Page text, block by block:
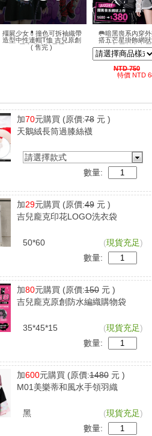
殭屍少女💊撞色可拆袖織帶
造型中性連帽T恤 吉兒原創
原宿龐克地雷系
( 售完 )
🥅暗黑喪系內穿
搭五芒星掛飾網
吉兒原創龐克
KERA
NTD 750
特價 NTD
加70元購買 (原價:78元 )
天鵝絨長筒過膝絲襪
請選擇款式
數量:
加29元購買 (原價:49元 )
吉兒龐克印花LOGO洗衣袋
50*60 (現貨充足)
數量:
加80元購買 (原價:150元 )
吉兒龐克原創防水編織購物袋
35*45*15 (現貨充足)
數量:
加600元購買 (原價:1480元 )
M01美樂蒂和風水手領羽織
黑 (現貨充足)
數量: